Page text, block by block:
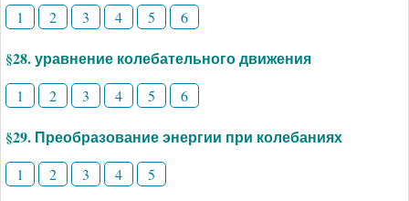
1 2 3 4 5 6
§28. уравнение колебательного движения
1 2 3 4 5 6
§29. Преобразование энергии при колебаниях
1 2 3 4 5